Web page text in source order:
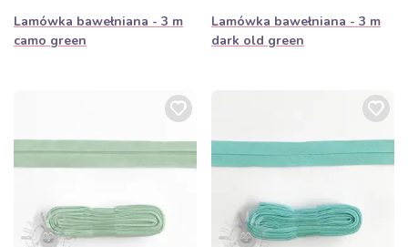
Lamówka bawełniana - 3 m
camo green
Lamówka bawełniana - 3 m
dark old green